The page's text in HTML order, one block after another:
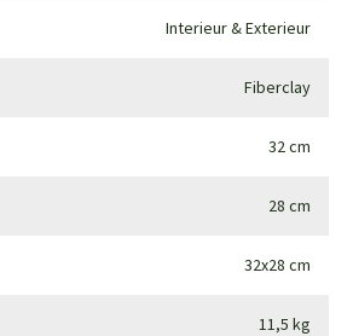
Interieur & Exterieur
Fiberclay
32 cm
28 cm
32x28 cm
11,5 kg